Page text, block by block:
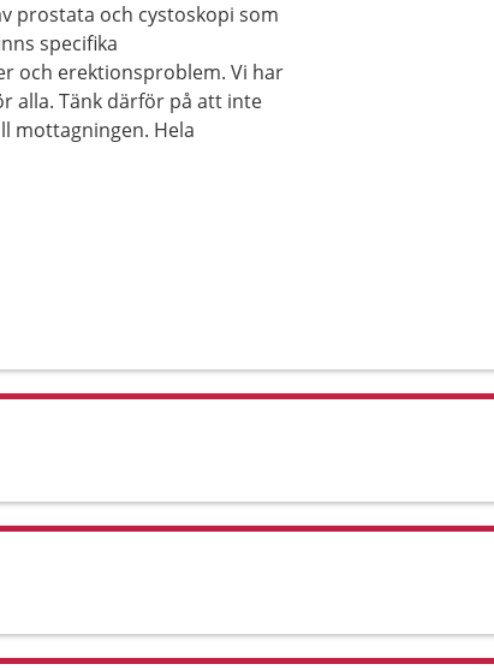
prostata och cystoskopi som
specifika
och erektionsproblem. Vi har
alla. Tänk därför på att inte
mottagningen. Hela